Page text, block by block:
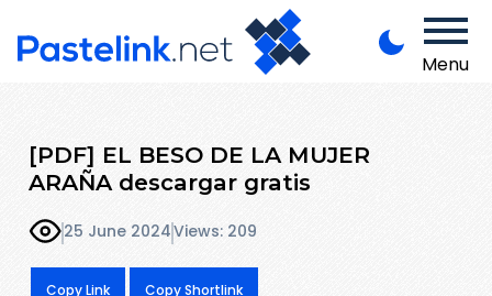
Menu
[PDF] EL BESO DE LA MUJER
ARAÑA descargar gratis
25 June 2024Views: 209
Copy Link Copy Shortlink